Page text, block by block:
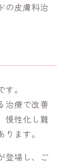
の皮膚科治
。
治療で改善
慢性化し難
ます。
登場し、ご